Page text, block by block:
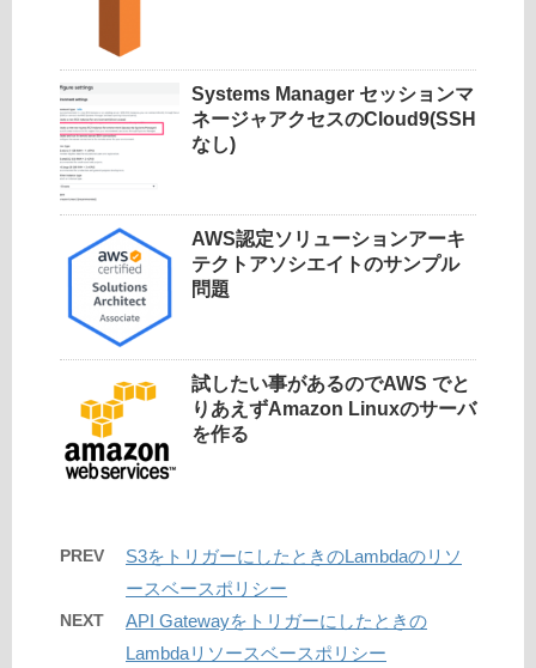
Systems Manager セッションマ
ネージャアクセスのCloud9(SSH
なし)
AWS認定ソリューションアーキ
テクトアソシエイトのサンプル
問題
試したい事があるのでAWS でと
りあえずAmazon Linuxのサーバ
を作る
PREV
S3をトリガーにしたときのLambdaのリソ
ースベースポリシー
NEXT
API Gatewayをトリガーにしたときの
Lambdaリソースベースポリシー